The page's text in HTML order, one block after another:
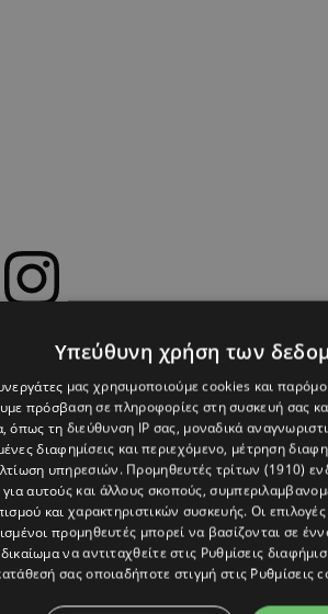
Υπεύθυνη χρήση των
μας χρησιμοποιούμε cookies και
πρόσβαση σε πληροφορίες στη συσκευή σας
όπως τη διεύθυνση IP σας, μοναδικά
διαφημίσεις και περιεχόμενο, μέτρηση
υπηρεσιών. Προμηθευτές τρίτων (1910)
αυτούς και άλλους σκοπούς,
και χαρακτηριστικών συσκευής. Οι
προμηθευτές μπορεί να βασίζονται σε
να αντιταχθείτε στις Ρυθμίσεις
σας οποιαδήποτε στιγμή στις Ρυθμίσεις